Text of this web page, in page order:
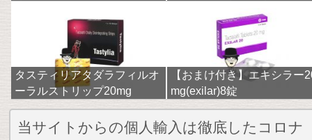
タスティリアタダラフィルオ
ーラルストリップ20mg
【おまけ付き】エキシラー
mg(exilar)8錠
当サイトからの個人輸入は徹底したコロナ